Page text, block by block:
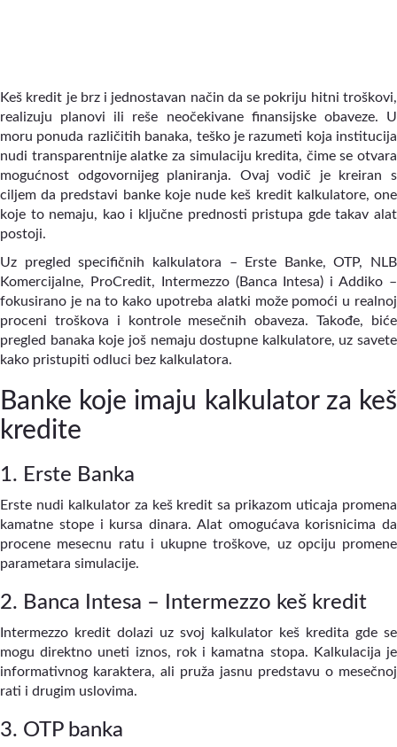
Keš kredit je brz i jednostavan način da se pokriju hitni troškovi,
realizuju planovi ili reše neočekivane finansijske obaveze. U
moru ponuda različitih banaka, teško je razumeti koja institucija
nudi transparentnije alatke za simulaciju kredita, čime se otvara
mogućnost odgovornijeg planiranja. Ovaj vodič je kreiran s
ciljem da predstavi banke koje nude keš kredit kalkulatore, one
koje to nemaju, kao i ključne prednosti pristupa gde takav alat
postoji.
Uz pregled specifičnih kalkulatora – Erste Banke, OTP, NLB
Komercijalne, ProCredit, Intermezzo (Banca Intesa) i Addiko –
fokusirano je na to kako upotreba alatki može pomoći u realnoj
proceni troškova i kontrole mesečnih obaveza. Takođe, biće
pregled banaka koje još nemaju dostupne kalkulatore, uz savete
kako pristupiti odluci bez kalkulatora.
Banke koje imaju kalkulator za keš
kredite
1. Erste Banka
Erste nudi kalkulator za keš kredit sa prikazom uticaja promena
kamatne stope i kursa dinara. Alat omogućava korisnicima da
procene mesecnu ratu i ukupne troškove, uz opciju promene
parametara simulacije.
2. Banca Intesa – Intermezzo keš kredit
Intermezzo kredit dolazi uz svoj kalkulator keš kredita gde se
mogu direktno uneti iznos, rok i kamatna stopa. Kalkulacija je
informativnog karaktera, ali pruža jasnu predstavu o mesečnoj
rati i drugim uslovima.
3. OTP banka